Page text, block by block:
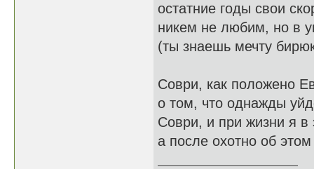
остатние годы свои
никем не любим, но в
(ты знаешь мечту
Соври, как положено
о том, что однажды
Соври, и при жизни я в
а после охотно об